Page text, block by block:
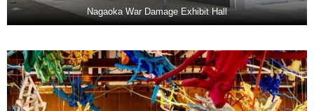
Nagaoka War Damage Exhibit Hall